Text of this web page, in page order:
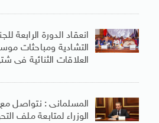
انعقاد الدورة الرابعة
التشادية ومباحثات
العلاقات الثنائية فى
المسلمانى : نتواصل
الوزراء لمتابعة ملف